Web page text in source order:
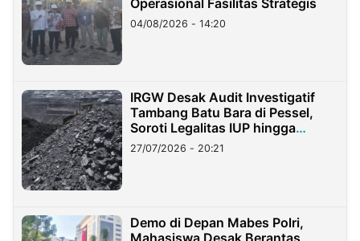
04/08/2026 - 14:20
IRGW Desak Audit Investigatif
Tambang Batu Bara di Pessel,
Soroti Legalitas IUP hingga
Stockpile
27/07/2026 - 20:21
Demo di Depan Mabes Polri,
Mahasiswa Desak Berantas